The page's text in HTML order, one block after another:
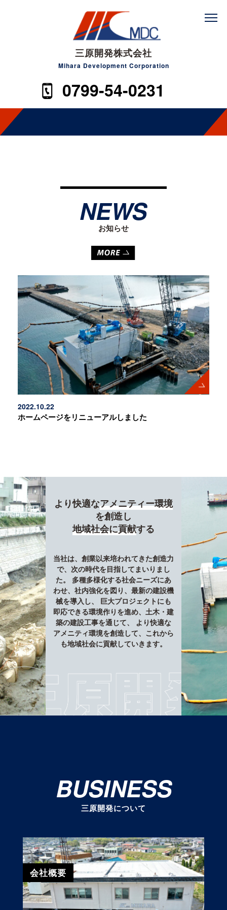
三原開発株式会社
Mihara Development Corporation
0799-54-0231
NEWS
お知らせ
2022.10.22
ホームページをリニューアルしました
より快適なアメニティー環境
を創造し
地域社会に貢献する
当社は、創業以来培われてきた創造力
で、次の時代を目指してまいりまし
た。
多種多様化する社会ニーズにあ
わせ、社内強化を図り、最新の建設機
械を導入し、
巨大プロジェクトにも
即応できる環境作りを進め、土木・建
築の建設工事を通じて、
より快適な
アメニティ環境を創造して、これから
も地域社会に貢献していきます。
BUSINESS
三原開発について
会社概要